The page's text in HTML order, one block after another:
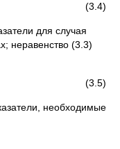
Дк (3.4)
для случая
неравенство (3.3)
> Дк (3.5)
необходимые